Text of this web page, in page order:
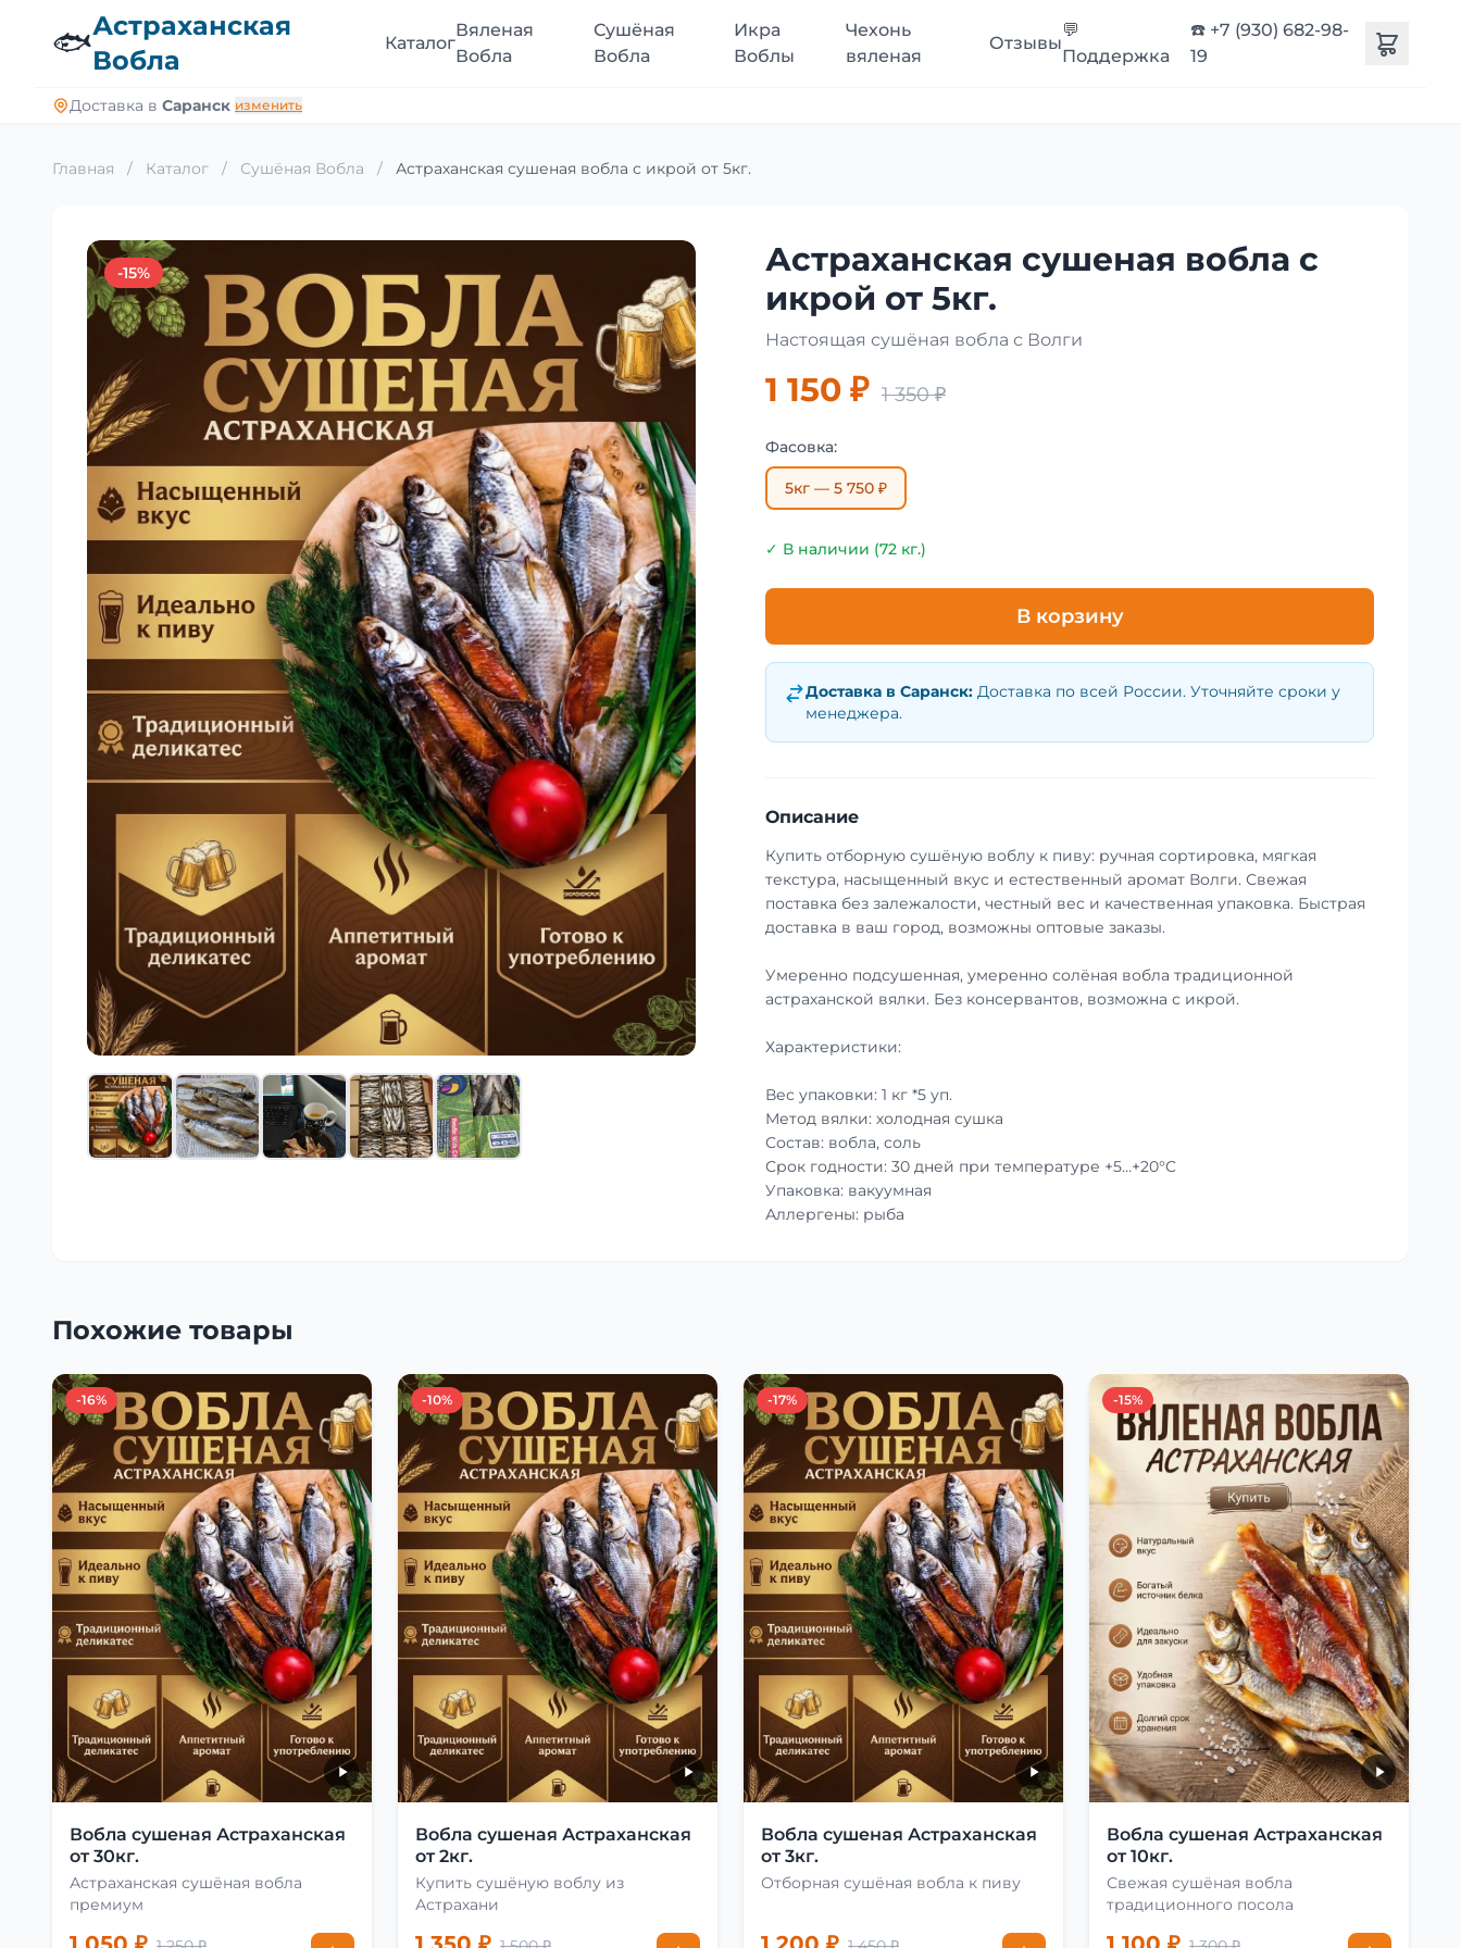
🐟Астраханская
Вобла
Каталог
Вяленая
Вобла
Сушёная
Вобла
Икра
Воблы
Чехонь
вяленая
Отзывы
💬
Поддержка
☎️ +7 (930) 682-98-
19
Доставка в Саранск изменить
Главная / Каталог / Сушёная Вобла / Астраханская сушеная вобла с икрой от 5кг.
-15%
Астраханская сушеная вобла с
икрой от 5кг.
Настоящая сушёная вобла с Волги
1 150 ₽ 1 350 ₽
Фасовка:
5кг — 5 750 ₽
✓ В наличии (72 кг.)
В корзину
Доставка в Саранск: Доставка по всей России. Уточняйте сроки у
менеджера.
Описание
Купить отборную сушёную воблу к пиву: ручная сортировка, мягкая
текстура, насыщенный вкус и естественный аромат Волги. Свежая
поставка без залежалости, честный вес и качественная упаковка. Быстрая
доставка в ваш город, возможны оптовые заказы.
Умеренно подсушенная, умеренно солёная вобла традиционной
астраханской вялки. Без консервантов, возможна с икрой.
Характеристики:
Вес упаковки: 1 кг *5 уп.
Метод вялки: холодная сушка
Состав: вобла, соль
Срок годности: 30 дней при температуре +5…+20°C
Упаковка: вакуумная
Аллергены: рыба
Похожие товары
-16%
Вобла сушеная Астраханская
от 30кг.
Астраханская сушёная вобла
премиум
-10%
Вобла сушеная Астраханская
от 2кг.
Купить сушёную воблу из
Астрахани
-17%
Вобла сушеная Астраханская
от 3кг.
Отборная сушёная вобла к пиву
-15%
Вобла сушеная Астраханская
от 10кг.
Свежая сушёная вобла
традиционного посола